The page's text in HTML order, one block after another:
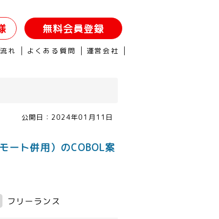
無料会員登録
れ よくある質問 運営会社
公開日： 2024年01月11日
ート併用）のCOBOL案
フリーランス